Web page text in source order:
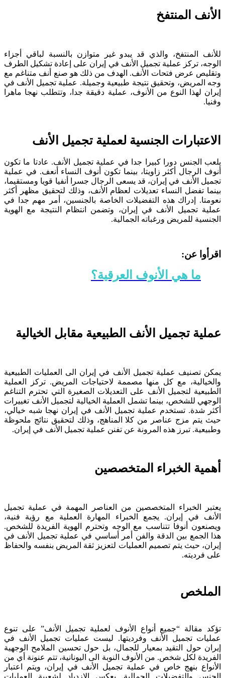
الأنف المنتفخ
للأنف المنتفخ، والذي قد يبدو غير متوازن بالنسبة لباقي أجزاء
الوجه، تركز عملية تجميل الأنف في إيران على إعادة تشكيل الطرف
وتقليص عرض فتحات الأنف. الهدف من ذلك هو صنع أنف متناغم مع
وجه المريض، وتحقيق نتيجة طبيعية وجميلة. عملية تجميل الأنف في
إيران لهذا النوع من الأنوف، عملية دقيقة جدا، وتتطلب نهجا ماهرا
وفنيا.
الاعتبارات الجنسية لعملية تجميل الأنف
يلعب الجنس دورا كبيرا جدا في عملية تجميل الأنف. عادتا ما تكون
أنوف الرجال أكثر زاويتا، بينما تكون أنوف النساء أنعف. في عملية
تجميل الأنف في إيران، قد يسعى الرجال جسرا أنفيا قويا ومستقيما،
بينما تفضل النساء تعديلات لعظام الأنف، وذلك لتحقيق مظهر أكثر
نعومتا. إدراك هذه التفضيلات الخاصة بالجنسين، أمر مهم جدا في
عملية تجميل الأنف في إيران، وتضمن انتظام النتيجة مع الهوية
الجنسية للمريض ورغباته الجمالية.
اقرأوا عن:
ما هي الأنوف العرقية؟
عملية تجميل الأنف الطبيعية مقابل الخيالية
يمكن تصنيف عملية تجميل الأنف في إيران الى العمليات الطبيعية
والخيالية، مع كل منها مصممة لاحتياجات المريض. تركز العملية
الطبيعية لتجميل الأنف على التعديلات الصغيرة التي تحترم التناغم
الوجهي للشخص، بينما تشمل العملية الخيالية لتجميل الأنف تغييرات
أكثر شدة. تستخدم عملية تجميل الأنف في إيران نهجا شبه خيالي،
حيث يتم مزج عناصر من كلا المناهج، وذلك لتحقيق نتائج ملحوظة
وطبيعية. تبرز هذه المرونة عن تفنن عملية تجميل الأنف في إيران.
أهمية الخبراء المتخصصين
يعتبر الخبراء المتخصصين من العناصر المهمة في عملية تجميل
الأنف في إيران. يجمع الخبراء المهارة العملية مع رؤية فنية،
ويصنعون أنوفا تتناسب مع الوجه وتحترم الهوية الفريدة للشخص.
هذا الجمع بين الدقة والفن أمر أساسي في عملية تجميل الأنف في
إيران، حيث يتم تصميم العمليات لتعزيز ثقة المريض بنفسه والحفاظ
على فرديته.
الملخص
تؤكد مقالة “جميع أنواع الأنوف لعملية تجميل الأنف” على تنوع
عمليات تجميل الأنف وفرديتها. ليست عمليات تجميل الأنف في
إيران حول التقيد بمعيار للجمال، بل حول تحسين الملامح الوجهية
الفريدة لكل شخص. من الأنوف النوبة الى اليونانية، تتم عنونة أي من
الأنواع بنهج خاص في عملية تجميل الأنف في إيران، ويتم اعتبار
الجنس والتفضيلات الجمالية. يعكس الازدياد لشعبية العمليات